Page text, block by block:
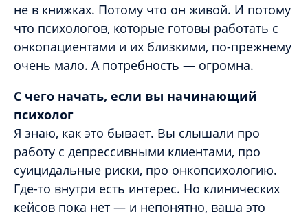
не в книжках. Потому что он живой. И потому
что психологов, которые готовы работать с
онкопациентами и их близкими, по-прежнему
очень мало. А потребность — огромна.
С чего начать, если вы начинающий
психолог
Я знаю, как это бывает. Вы слышали про
работу с депрессивными клиентами, про
суицидальные риски, про онкопсихологию.
Где-то внутри есть интерес. Но клинических
кейсов пока нет — и непонятно, ваша это